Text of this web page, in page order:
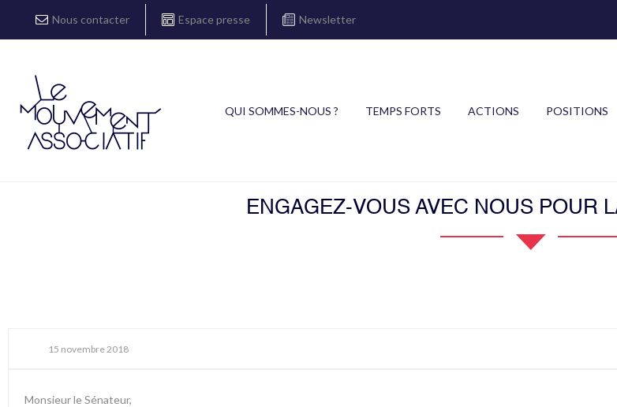
Nous contacter Espace presse Newsletter
QUI SOMMES-NOUS ? TEMPS FORTS ACTIONS POSITIONS
ENGAGEZ-VOUS AVEC NOUS POUR
15 novembre 2018
Monsieur le Sénateur,